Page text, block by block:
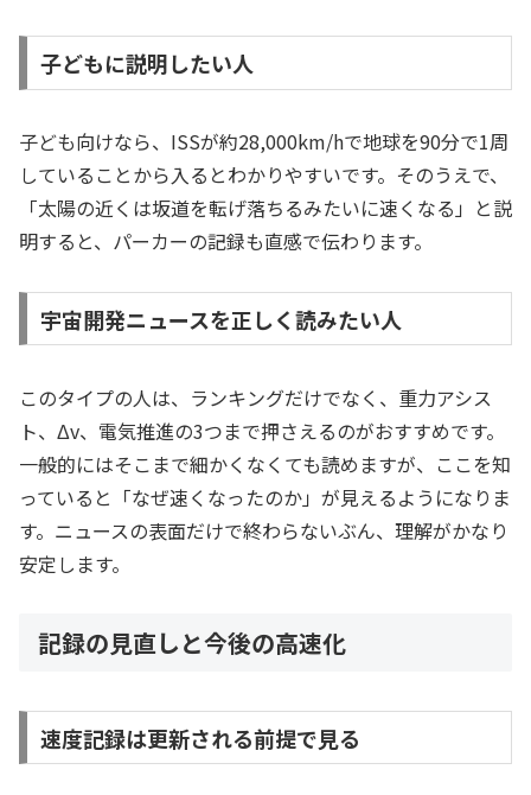
子どもに説明したい人
子ども向けなら、ISSが約28,000km/hで地球を90分で1周
していることから入るとわかりやすいです。そのうえで、
「太陽の近くは坂道を転げ落ちるみたいに速くなる」と説
明すると、パーカーの記録も直感で伝わります。
宇宙開発ニュースを正しく読みたい人
このタイプの人は、ランキングだけでなく、重力アシス
ト、Δv、電気推進の3つまで押さえるのがおすすめです。
一般的にはそこまで細かくなくても読めますが、ここを知
っていると「なぜ速くなったのか」が見えるようになりま
す。ニュースの表面だけで終わらないぶん、理解がかなり
安定します。
記録の見直しと今後の高速化
速度記録は更新される前提で見る